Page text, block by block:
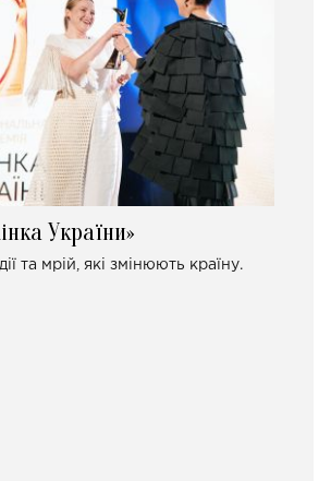
України»
дії та мрій, які змінюють країну.